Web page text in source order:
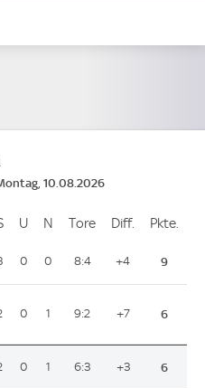
10.08.2026
Siege
U Unentschieden
N Niederlagen
Tore ToreDiff. Differenz
Pkte.
0 0 8:4 +4 9
0 1 9:2 +7 6
0 1 6:3 +3 6